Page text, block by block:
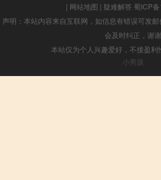
| 网站地图 | 疑难解答 蜀ICP
声明：本站内容来自互联网，如信息有错误可发
会及时纠正，谢谢
本站仅为个人兴趣爱好，不接盈利
小男孩